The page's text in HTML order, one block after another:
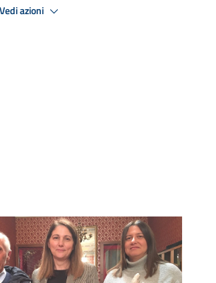
Vedi azioni